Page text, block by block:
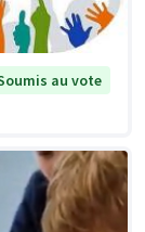
au vote